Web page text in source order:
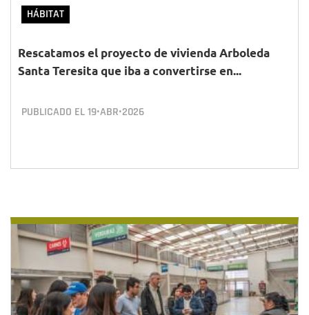
HÁBITAT
Rescatamos el proyecto de vivienda Arboleda
Santa Teresita que iba a convertirse en...
PUBLICADO EL19•ABR•2026